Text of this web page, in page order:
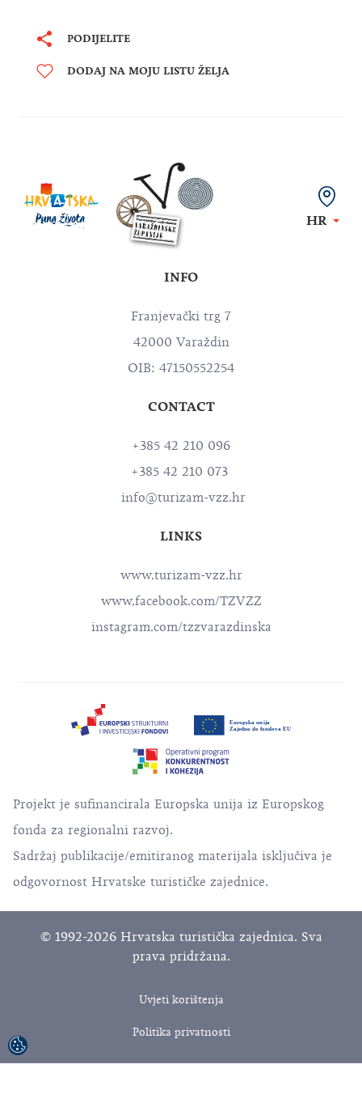
PODIJELITE
DODAJ NA MOJU LISTU ŽELJA
HR
INFO
Franjevački trg 7
42000 Varaždin
OIB: 47150552254
CONTACT
+385 42 210 096
+385 42 210 073
info@turizam-vzz.hr
LINKS
www.turizam-vzz.hr
www.facebook.com/TZVZZ
instagram.com/tzzvarazdinska
Projekt je sufinancirala Europska unija iz Europskog
fonda za regionalni razvoj.
Sadržaj publikacije/emitiranog materijala isključiva je
odgovornost Hrvatske turističke zajednice.
© 1992-2026 Hrvatska turistička zajednica. Sva
prava pridržana.
Uvjeti korištenja
Politika privatnosti